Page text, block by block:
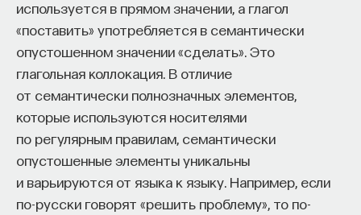
используется в прямом значении, а глагол
«поставить» употребляется в семантически
опустошенном значении «сделать». Это
глагольная коллокация. В отличие
от семантически полнозначных элементов,
которые используются носителями
по регулярным правилам, семантически
опустошенные элементы уникальны
и варьируются от языка к языку. Например, если
по-русски говорят «решить проблему», то по-